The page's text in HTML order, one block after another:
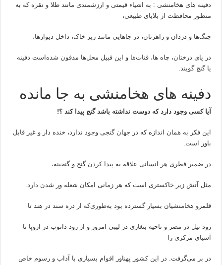
دفینه های هخامنشی : به اشیاء قیمتی و ارزشمندی مانند طلا و نقره که به
منظور محافظت از بلایای طبیعی،
جنگ‌ها و دزدان و راهزنان، در جاهایی مانند زیر خاک، داخل دیوارها،
در پای درختان، چاه ها، قنات‌ها و این قبیل محل‌ها مدفون شده‌است دفینه
یا گنج گویند.
دفینه های هخامنشی به جا مانده
آیا کسی وجود دارد که دوست نداشته باشد گنج پیدا کند ؟!
این فکر به همان اندازه که در جهان گنجی وجود ندارد، خنده دار و غیر قابل
باور است.
در ضمیر فطری هر انسانی علاقه به پیدا کردن گنج و گنجینه،
مثل آتش زیر خاکستری است که هر زمانی امکان شعله ور شدن دارد.
قلمرو هخامنشیان بسیار گسترده بود به‌طوری‌که از دره سند در هند تا
رود نیل در مصر و ناحیه بنغازی در لیبی امروز و از رود دانوب در اروپا تا
آسیای مرکزی را
در بر می‌گرفت. در این کشور پهناور اقوام بسیاری با آداب و رسوم خاص